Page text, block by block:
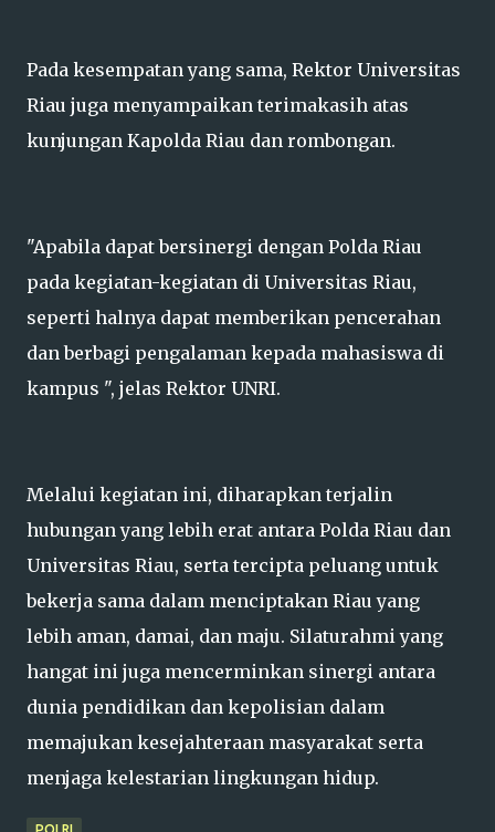
Pada kesempatan yang sama, Rektor Universitas
Riau juga menyampaikan terimakasih atas
kunjungan Kapolda Riau dan rombongan.
"Apabila dapat bersinergi dengan Polda Riau
pada kegiatan-kegiatan di Universitas Riau,
seperti halnya dapat memberikan pencerahan
dan berbagi pengalaman kepada mahasiswa di
kampus ", jelas Rektor UNRI.
Melalui kegiatan ini, diharapkan terjalin
hubungan yang lebih erat antara Polda Riau dan
Universitas Riau, serta tercipta peluang untuk
bekerja sama dalam menciptakan Riau yang
lebih aman, damai, dan maju. Silaturahmi yang
hangat ini juga mencerminkan sinergi antara
dunia pendidikan dan kepolisian dalam
memajukan kesejahteraan masyarakat serta
menjaga kelestarian lingkungan hidup.